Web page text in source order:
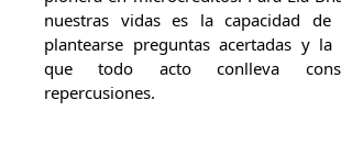
nuestras vidas es la capacidad
plantearse preguntas acertadas y la
que todo acto conlleva
repercusiones.